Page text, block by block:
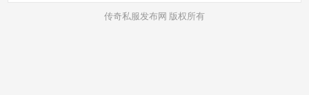
传奇私服发布网 版权所有